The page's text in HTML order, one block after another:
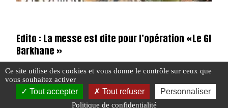
Edito : La messe est dite pour l’opération «
Barkhane »
#EDITO #N°420
Le
Ce site utilise des cookies et vous donne le contrôle sur ceux que
vous souhaitez activer
Tout accepter Tout refuser Personnaliser
Politique de confidentialité